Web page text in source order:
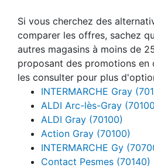
Si vous cherchez des
comparer les offres, sachez
autres magasins à moins de
proposant des promotions en
les consulter pour plus
INTERMARCHE Gray
ALDI Arc-lès-Gray
ALDI Gray (70100)
Action Gray (70100)
INTERMARCHE Gy
Contact Pesmes (70140)